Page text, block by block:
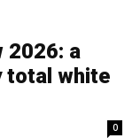
2026: a
total white
0